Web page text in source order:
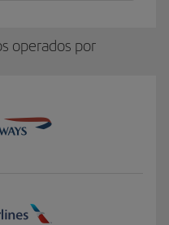
operados por